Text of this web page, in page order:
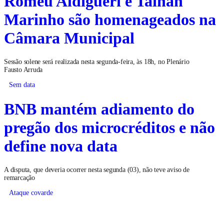
Marinho são homenageados na
Câmara Municipal
Sessão solene será realizada nesta segunda-feira, às 18h, no Plenário
Fausto Arruda
Sem data
BNB mantém adiamento do
pregão dos microcréditos e não
define nova data
A disputa, que deveria ocorrer nesta segunda (03), não teve aviso de
remarcação
Ataque covarde